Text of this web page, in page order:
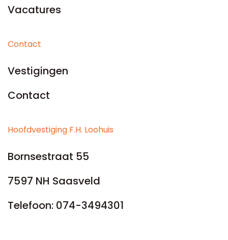
Vacatures
Contact
Vestigingen
Contact
Hoofdvestiging F.H. Loohuis
Bornsestraat 55
7597 NH Saasveld
Telefoon: 074-3494301